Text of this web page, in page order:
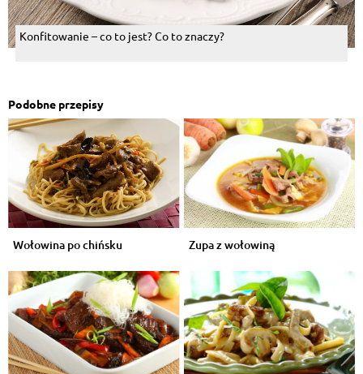
Konfitowanie – co to jest? Co to znaczy?
Podobne przepisy
Wołowina po chińsku Zupa z wołowiną